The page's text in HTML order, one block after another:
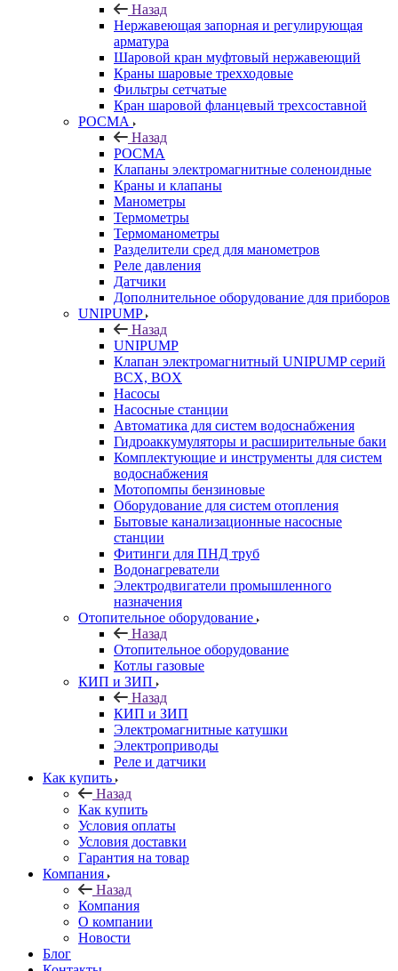
Назад
Нержавеющая запорная и регулирующая
арматура
Шаровой кран муфтовый нержавеющий
Краны шаровые трехходовые
Фильтры сетчатые
Кран шаровой фланцевый трехсоставной
РОСМА
Назад
РОСМА
Клапаны электромагнитные соленоидные
Краны и клапаны
Манометры
Термометры
Термоманометры
Разделители сред для манометров
Реле давления
Датчики
Дополнительное оборудование для приборов
UNIPUMP
Назад
UNIPUMP
Клапан электромагнитный UNIPUMP серий
BCX, BOX
Насосы
Насосные станции
Автоматика для систем водоснабжения
Гидроаккумуляторы и расширительные баки
Комплектующие и инструменты для систем
водоснабжения
Мотопомпы бензиновые
Оборудование для систем отопления
Бытовые канализационные насосные
станции
Фитинги для ПНД труб
Водонагреватели
Электродвигатели промышленного
назначения
Отопительное оборудование
Назад
Отопительное оборудование
Котлы газовые
КИП и ЗИП
Назад
КИП и ЗИП
Электромагнитные катушки
Электроприводы
Реле и датчики
Как купить
Назад
Как купить
Условия оплаты
Условия доставки
Гарантия на товар
Компания
Назад
Компания
О компании
Новости
Блог